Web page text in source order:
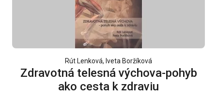
Rút Lenková, Iveta Boržíková
Zdravotná telesná výchova-pohyb
ako cesta k zdraviu